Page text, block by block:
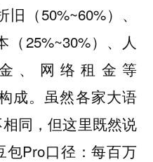
（50%~60%）、
25%~30%）、人
、网络租金等
成。虽然各家大语
同，但这里既然说
包Pro口径：每百万